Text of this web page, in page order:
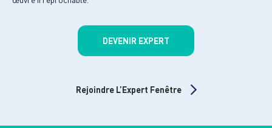
DEVENIR EXPERT
Rejoindre L’Expert Fenêtre